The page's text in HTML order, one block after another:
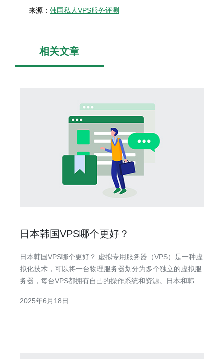
来源： 韩国私人VPS服务评测
相关文章
日本韩国VPS哪个更好？
日本韩国VPS哪个更好？ 虚拟专用服务器（VPS）是一种虚
拟化技术，可以将一台物理服务器划分为多个独立的虚拟服
务器，每台VPS都拥有自己的操作系统和资源。日本和韩国
VPS服务质量都很高。那么，日本和韩国的VPS哪个更好
2025年6月18日